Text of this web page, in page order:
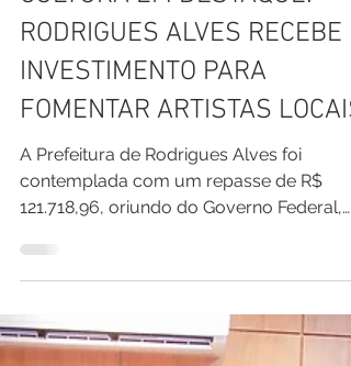
Pref. Rodrigues Alves
8 de abr.
1 min de leitura
CULTURA EM DESTAQUE:
RODRIGUES ALVES RECEBE
INVESTIMENTO PARA
FOMENTAR ARTISTAS LOCAIS
121.718,96, oriundo do Governo Federal,
por meio da Política Nacional Aldir Blanc